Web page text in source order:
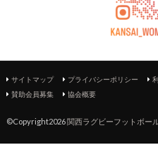
サイトマップ プライバシーポリシー
賛助会員募集
協会概要
©Copyright2026関西ラグビーフットボー